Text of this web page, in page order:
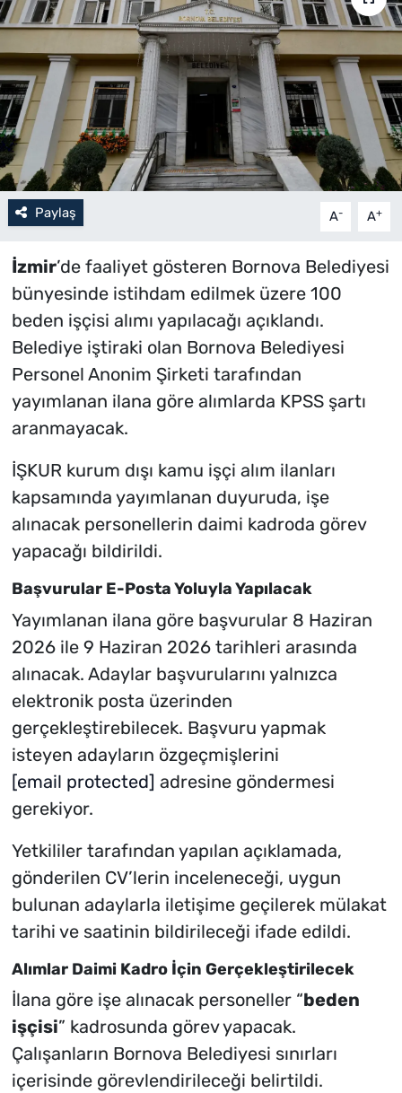
Paylaş A- A+
İzmir’de faaliyet gösteren Bornova Belediyesi
bünyesinde istihdam edilmek üzere 100
beden işçisi alımı yapılacağı açıklandı.
Belediye iştiraki olan Bornova Belediyesi
Personel Anonim Şirketi tarafından
yayımlanan ilana göre alımlarda KPSS şartı
aranmayacak.
İŞKUR kurum dışı kamu işçi alım ilanları
kapsamında yayımlanan duyuruda, işe
alınacak personellerin daimi kadroda görev
yapacağı bildirildi.
Başvurular E-Posta Yoluyla Yapılacak
Yayımlanan ilana göre başvurular 8 Haziran
2026 ile 9 Haziran 2026 tarihleri arasında
alınacak. Adaylar başvurularını yalnızca
elektronik posta üzerinden
gerçekleştirebilecek. Başvuru yapmak
isteyen adayların özgeçmişlerini
[email protected] adresine göndermesi
gerekiyor.
Yetkililer tarafından yapılan açıklamada,
gönderilen CV’lerin inceleneceği, uygun
bulunan adaylarla iletişime geçilerek mülakat
tarihi ve saatinin bildirileceği ifade edildi.
Alımlar Daimi Kadro İçin Gerçekleştirilecek
İlana göre işe alınacak personeller “beden
işçisi” kadrosunda görev yapacak.
Çalışanların Bornova Belediyesi sınırları
içerisinde görevlendirileceği belirtildi.